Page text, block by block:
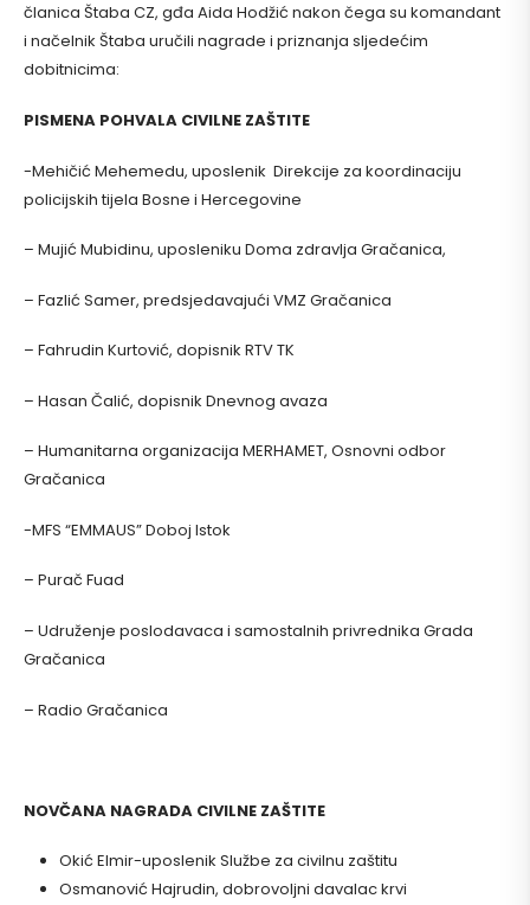
članica Štaba CZ, gđa Aida Hodžić nakon čega su komandant
i načelnik Štaba uručili nagrade i priznanja sljedećim
dobitnicima:
PISMENA POHVALA CIVILNE ZAŠTITE
-Mehičić Mehemedu, uposlenik Direkcije za koordinaciju
policijskih tijela Bosne i Hercegovine
– Mujić Mubidinu, uposleniku Doma zdravlja Gračanica,
– Fazlić Samer, predsjedavajući VMZ Gračanica
– Fahrudin Kurtović, dopisnik RTV TK
– Hasan Čalić, dopisnik Dnevnog avaza
– Humanitarna organizacija MERHAMET, Osnovni odbor
Gračanica
-MFS “EMMAUS” Doboj Istok
– Purač Fuad
– Udruženje poslodavaca i samostalnih privrednika Grada
Gračanica
– Radio Gračanica
NOVČANA NAGRADA CIVILNE ZAŠTITE
Okić Elmir-uposlenik Službe za civilnu zaštitu
Osmanović Hajrudin, dobrovoljni davalac krvi